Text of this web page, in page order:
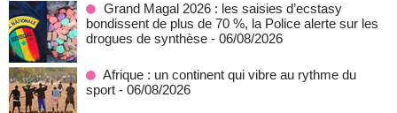
Grand Magal 2026 : les saisies d’ecstasy
bondissent de plus de 70 %, la Police alerte sur les
drogues de synthèse - 06/08/2026
Afrique : un continent qui vibre au rythme du
sport - 06/08/2026